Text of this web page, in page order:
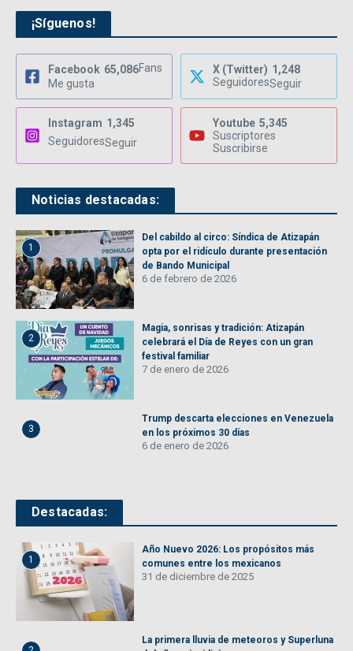
¡Síguenos!
Facebook 65,086Fans
Me gusta
X (Twitter) 1,248
SeguidoresSeguir
Instagram 1,345
SeguidoresSeguir
Youtube 5,345
Suscriptores
Suscribirse
Noticias destacadas:
1
Del cabildo al circo: Síndica de Atizapán
opta por el ridículo durante presentación
de Bando Municipal
6 de febrero de 2026
2
Magia, sonrisas y tradición: Atizapán
celebrará el Día de Reyes con un gran
festival familiar
7 de enero de 2026
3
Trump descarta elecciones en Venezuela
en los próximos 30 días
6 de enero de 2026
Destacadas:
1
Año Nuevo 2026: Los propósitos más
comunes entre los mexicanos
31 de diciembre de 2025
La primera lluvia de meteoros y Superluna